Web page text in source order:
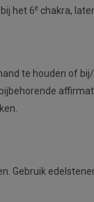
het 6e chakra,
te houden of